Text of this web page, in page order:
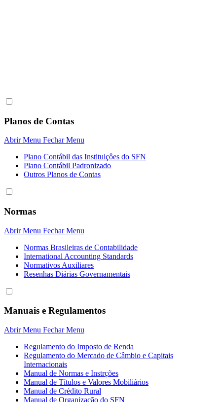
Planos de Contas
Abrir Menu Fechar Menu
Plano Contábil das Instituiçôes do SFN
Plano Contábil Padronizado
Outros Planos de Contas
Normas
Abrir Menu Fechar Menu
Normas Brasileiras de Contabilidade
International Accounting Standards
Normativos Auxiliares
Resenhas Diárias Governamentais
Manuais e Regulamentos
Abrir Menu Fechar Menu
Regulamento do Imposto de Renda
Regulamento do Mercado de Câmbio e Capitais
Internacionais
Manual de Normas e Instrções
Manual de Títulos e Valores Mobiliários
Manual de Crédito Rural
Manual de Organização do SFN